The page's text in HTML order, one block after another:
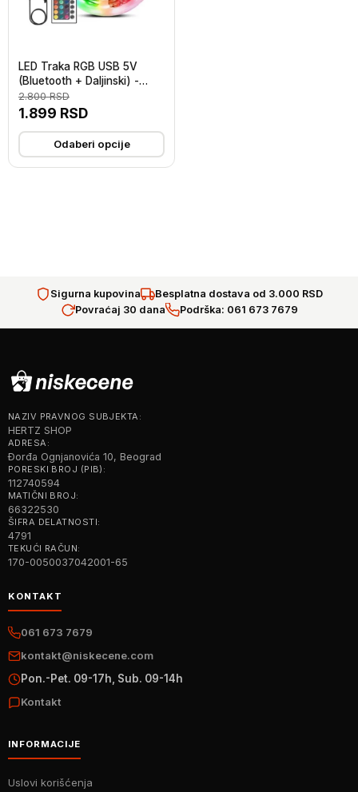
LED Traka RGB USB 5V
(Bluetooth + Daljinski) -
silikonska
1.899 RSD
2.800RSD
Odaberi opcije
Sigurna kupovina
Besplatna dostava od 3.000 RSD
Povraćaj 30 dana
Podrška: 061 673 7679
NAZIV PRAVNOG SUBJEKTA:
HERTZ SHOP
ADRESA:
Đorđa Ognjanovića 10, Beograd
PORESKI BROJ (PIB):
112740594
MATIČNI BROJ:
66322530
ŠIFRA DELATNOSTI:
4791
TEKUĆI RAČUN:
170-0050037042001-65
KONTAKT
061 673 7679
kontakt@niskecene.com
Pon.-Pet. 09-17h, Sub. 09-14h
Kontakt
INFORMACIJE
Uslovi korišćenja